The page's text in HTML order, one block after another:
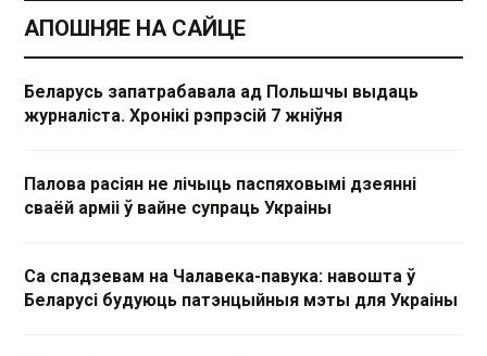
АПОШНЯЕ НА САЙЦЕ
Беларусь запатрабавала ад Польшчы выдаць
журналіста. Хронікі рэпрэсій 7 жніўня
Палова расіян не лічыць паспяховымі дзеянні
сваёй арміі ў вайне супраць Украіны
Са спадзевам на Чалавека-павука: навошта ў
Беларусі будуюць патэнцыйныя мэты для Украіны